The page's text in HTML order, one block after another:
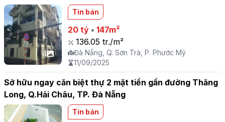
4
Tin bán
20 tỷ• 147m²
136.05 tr./m²
Đà Nẵng, Q. Sơn Trà, P. Phước Mỹ
11/09/2025
Sỡ hữu ngay căn biệt thự 2 mặt tiền gần đường Thăng
Long, Q.Hải Châu, TP. Đà Nẵng
Tin bán